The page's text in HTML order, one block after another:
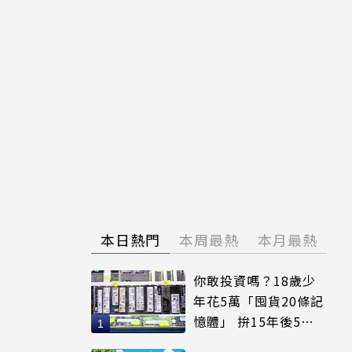
本日熱門 本周最熱 本月最熱
你敢投資嗎？18歲少
年花5萬「囤貨20條記
憶體」 拚15年後5倍